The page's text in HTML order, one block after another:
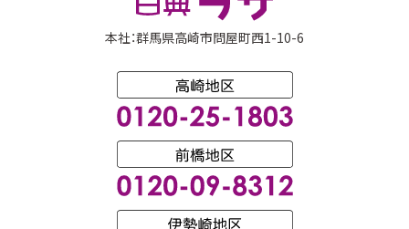
本社：群馬県高崎市問屋町西1-10-6